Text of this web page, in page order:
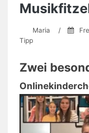
Maria /
Tipp
Zwei